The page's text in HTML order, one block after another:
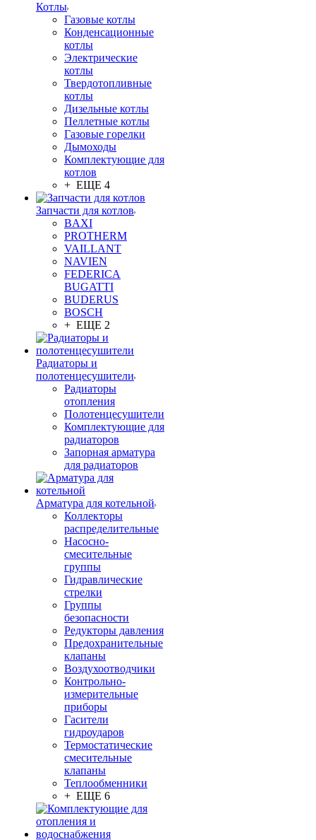
Котлы
Газовые котлы
Конденсационные
котлы
Электрические
котлы
Твердотопливные
котлы
Дизельные котлы
Пеллетные котлы
Газовые горелки
Дымоходы
Комплектующие для
котлов
+ ЕЩЕ 4
Запчасти для котлов
BAXI
PROTHERM
VAILLANT
NAVIEN
FEDERICA
BUGATTI
BUDERUS
BOSCH
+ ЕЩЕ 2
Радиаторы и
полотенцесушители
Радиаторы
отопления
Полотенцесушители
Комплектующие для
радиаторов
Запорная арматура
для радиаторов
Арматура для котельной
Коллекторы
распределительные
Насосно-
смесительные
группы
Гидравлические
стрелки
Группы
безопасности
Редукторы давления
Предохранительные
клапаны
Воздухоотводчики
Контрольно-
измерительные
приборы
Гасители
гидроударов
Термостатические
смесительные
клапаны
Теплообменники
+ ЕЩЕ 6